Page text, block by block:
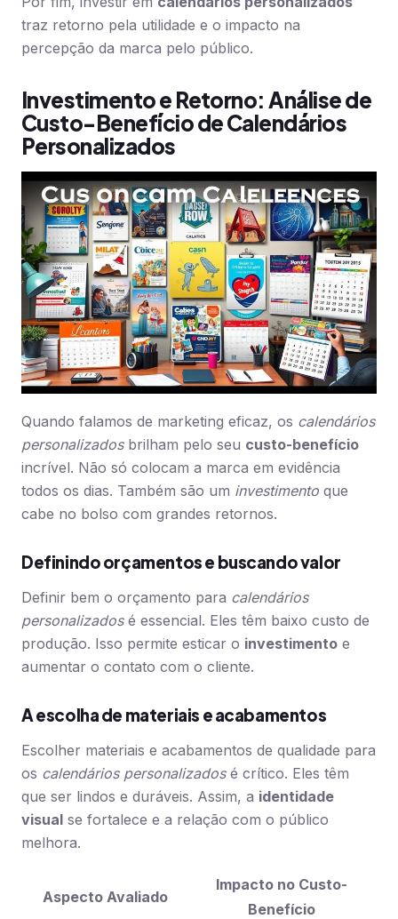
traz retorno pela utilidade e o impacto na
percepção da marca pelo público.
Investimento e Retorno: Análise de
Custo-Benefício de Calendários
Personalizados
Quando falamos de marketing eficaz, os calendários
personalizadosbrilham pelo seu custo-benefício
incrível. Não só colocam a marca em evidência
todos os dias. Também são um investimento que
cabe no bolso com grandes retornos.
Definindo orçamentos e buscando valor
Definir bem o orçamento para calendários
personalizadosé essencial. Eles têm baixo custo de
produção. Isso permite esticar o investimento e
aumentar o contato com o cliente.
A escolha de materiais e acabamentos
Escolher materiais e acabamentos de qualidade para
os calendários personalizadosé crítico. Eles têm
que ser lindos e duráveis. Assim, a identidade
visual se fortalece e a relação com o público
melhora.
Aspecto Avaliado
Impacto no Custo-
Benefício